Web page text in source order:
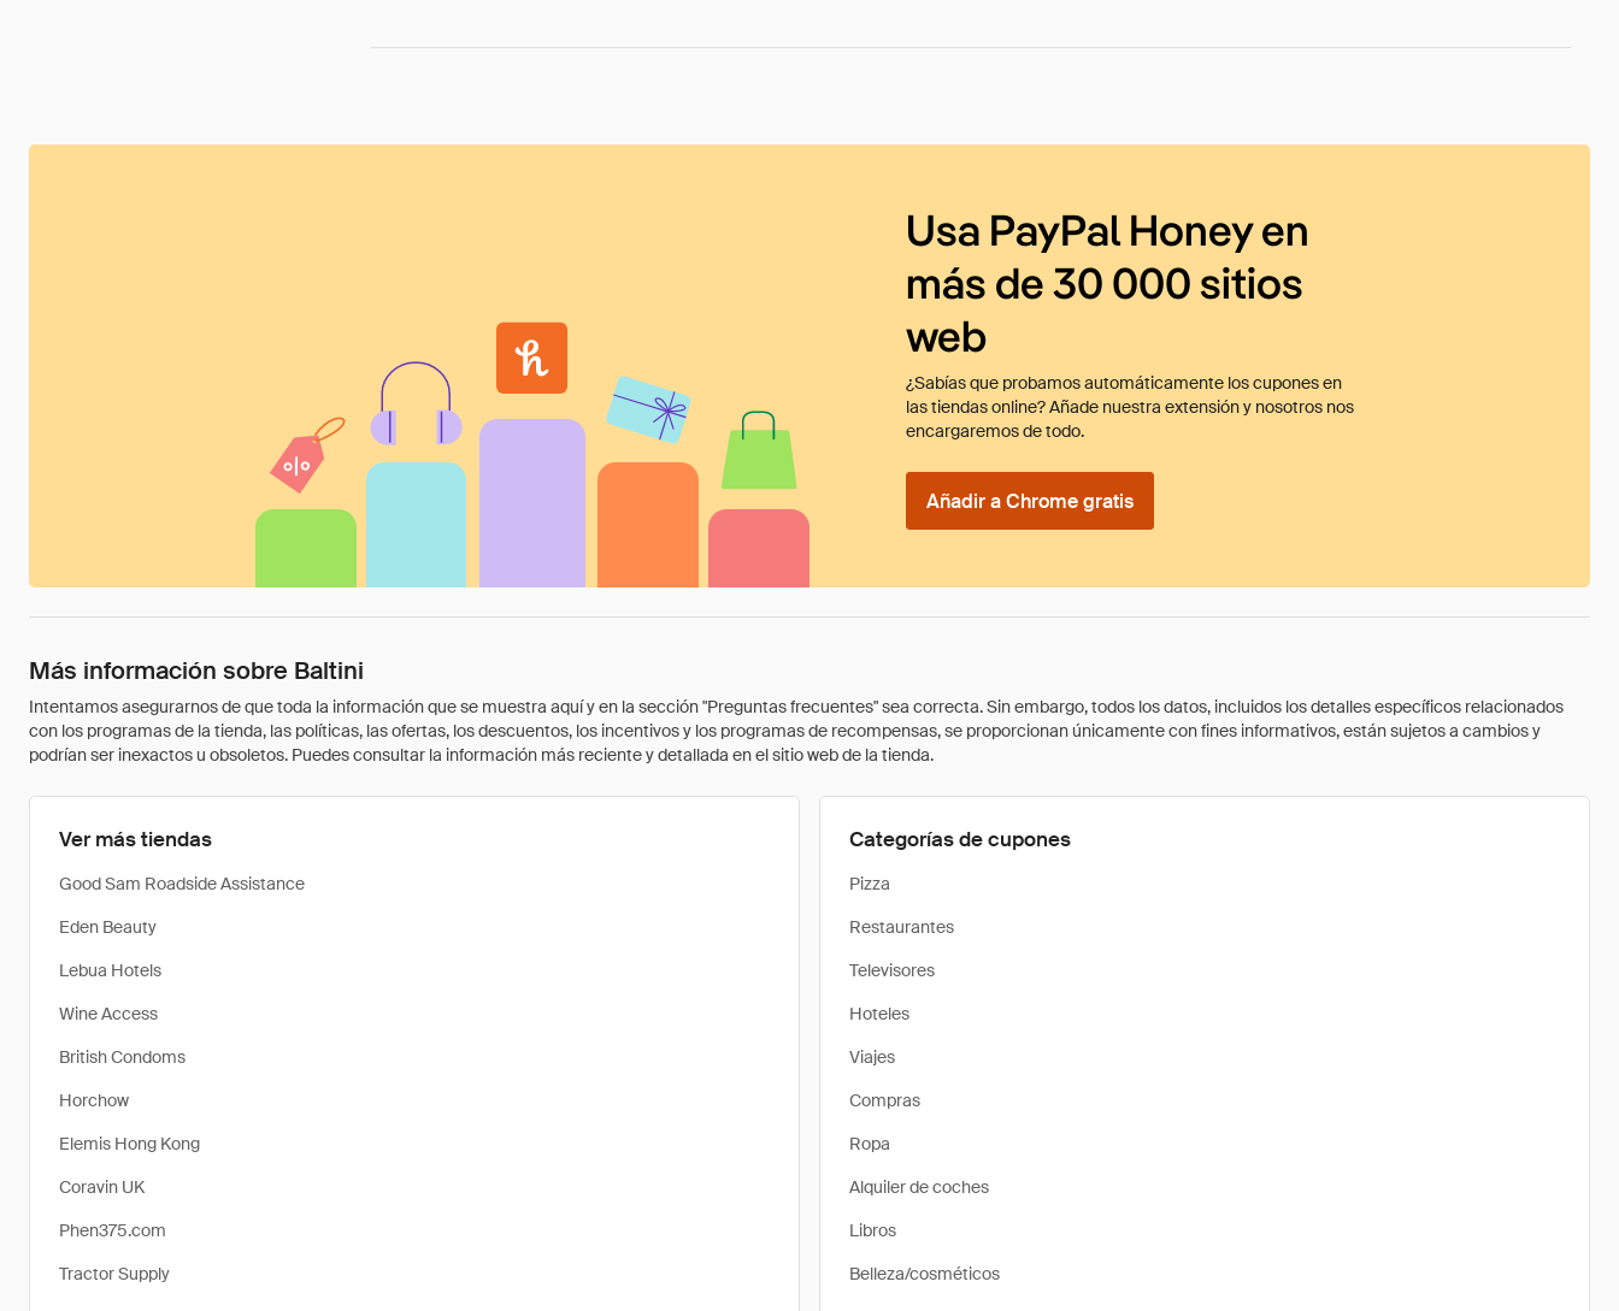
Usa PayPal Honey en
más de 30 000 sitios
web
¿Sabías que probamos automáticamente los cupones en
las tiendas online? Añade nuestra extensión y nosotros nos
encargaremos de todo.
Añadir a Chrome gratis
Más información sobre Baltini
Intentamos asegurarnos de que toda la información que se muestra aquí y en la sección "Preguntas frecuentes" sea correcta. Sin embargo, todos los datos, incluidos los detalles específicos relacionados
con los programas de la tienda, las políticas, las ofertas, los descuentos, los incentivos y los programas de recompensas, se proporcionan únicamente con fines informativos, están sujetos a cambios y
podrían ser inexactos u obsoletos. Puedes consultar la información más reciente y detallada en el sitio web de la tienda.
Ver más tiendas
Good Sam Roadside Assistance
Eden Beauty
Lebua Hotels
Wine Access
British Condoms
Horchow
Elemis Hong Kong
Coravin UK
Phen375.com
Tractor Supply
Categorías de cupones
Pizza
Restaurantes
Televisores
Hoteles
Viajes
Compras
Ropa
Alquiler de coches
Libros
Belleza/cosméticos